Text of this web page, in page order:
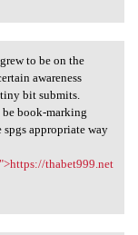
i
to be on the
awareness
bit submits.
book-marking
appropriate way
thabet999.net